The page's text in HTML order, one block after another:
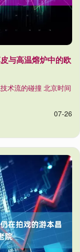
与高温熔炉中的欧
术流的碰撞 北京时间
07-26